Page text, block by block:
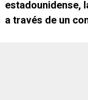
estadounidense,
a través de un